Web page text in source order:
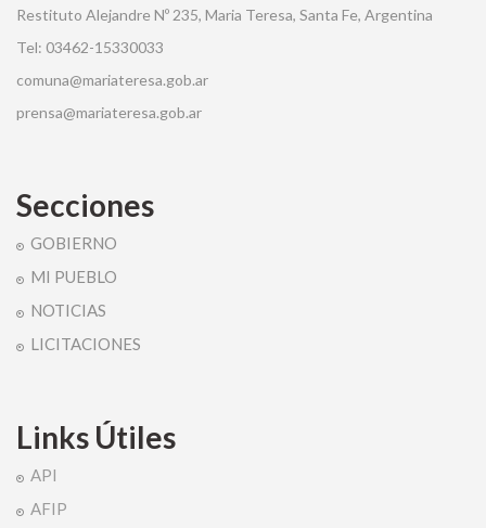
Restituto Alejandre Nº 235, Maria Teresa, Santa Fe, Argentina
Tel: 03462-15330033
comuna@mariateresa.gob.ar
prensa@mariateresa.gob.ar
Secciones
GOBIERNO
MI PUEBLO
NOTICIAS
LICITACIONES
Links Útiles
API
AFIP